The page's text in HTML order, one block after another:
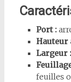
Port :
Hauteur
Largeur :
feuilles